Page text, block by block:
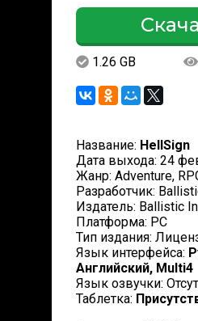
1.26 GB
Название: HellSign
Дата выхода: 24
Жанр: Adventure,
Разработчик:
Издатель: Ballistic
Платформа: PC
Тип издания:
Язык интерфейса:
Английский, Multi4
Язык озвучки:
Таблетка: